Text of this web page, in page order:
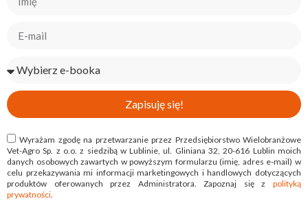
Wyrażam zgodę na przetwarzanie przez Przedsiębiorstwo Wielobranżowe
Vet-Agro Sp. z o.o. z siedzibą w Lublinie, ul. Gliniana 32, 20-616 Lublin moich
danych osobowych zawartych w powyższym formularzu (imię, adres e-mail) w
celu przekazywania mi informacji marketingowych i handlowych dotyczących
produktów oferowanych przez Administratora. Zapoznaj się z polityką
prywatności.
Zapisuję się!